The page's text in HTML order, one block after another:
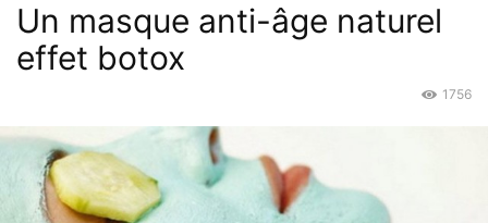
Un masque anti-âge naturel
effet botox
1756